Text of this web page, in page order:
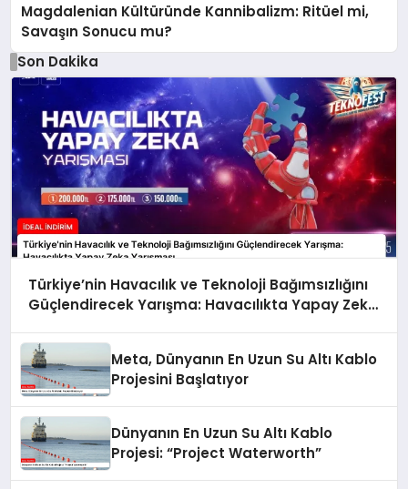
Magdalenian Kültüründe Kannibalizm: Ritüel mi,
Savaşın Sonucu mu?
Son Dakika
Türkiye’nin Havacılık ve Teknoloji Bağımsızlığını
Güçlendirecek Yarışma: Havacılıkta Yapay Zeka
Meta, Dünyanın En Uzun Su Altı Kablo
Projesini Başlatıyor
Dünyanın En Uzun Su Altı Kablo
Projesi: “Project Waterworth”